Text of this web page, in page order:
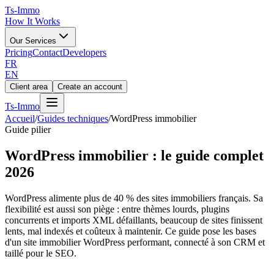
Ts-Immo
How It Works
Our Services
PricingContactDevelopers
FR
EN
Client area Create an account
Ts-Immo
Accueil/Guides techniques/WordPress immobilier
Guide pilier
WordPress immobilier : le guide complet
2026
WordPress alimente plus de 40 % des sites immobiliers français. Sa
flexibilité est aussi son piège : entre thèmes lourds, plugins
concurrents et imports XML défaillants, beaucoup de sites finissent
lents, mal indexés et coûteux à maintenir. Ce guide pose les bases
d'un site immobilier WordPress performant, connecté à son CRM et
taillé pour le SEO.